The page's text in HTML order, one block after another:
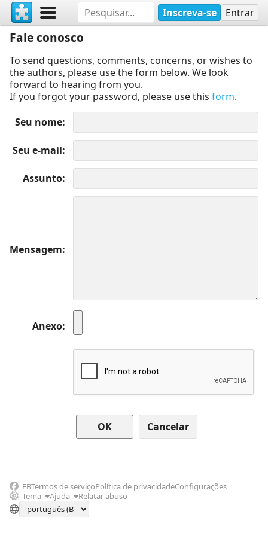
Inscreva-se Entrar
Fale conosco
To send questions, comments, concerns, or wishes to
the authors, please use the form below. We look
forward to hearing from you.
If you forgot your password, please use this form.
Seu nome
Seu e-mail
Assunto
Mensagem
Anexo
Cancelar
FBTermos de serviçoPolítica de privacidadeConfigurações
Tema
Ajuda Relatar abuso